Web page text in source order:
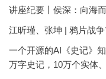
讲座纪要丨侯深：向海
江昕瑾、张坤 | 鸦片战
一个开源的AI《史记》
万字史记，10万个实体